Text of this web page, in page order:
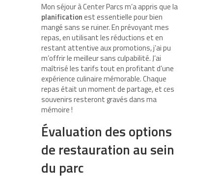
Mon séjour à Center Parcs m’a appris que la
planificationest essentielle pour bien
mangé sans se ruiner. En prévoyant mes
repas, en utilisant les réductions et en
restant attentive aux promotions, j’ai pu
m’offrir le meilleur sans culpabilité. J’ai
maîtrisé les tarifs tout en profitant d’une
expérience culinaire mémorable. Chaque
repas était un moment de partage, et ces
souvenirs resteront gravés dans ma
mémoire !
Évaluation des options
de restauration au sein
du parc